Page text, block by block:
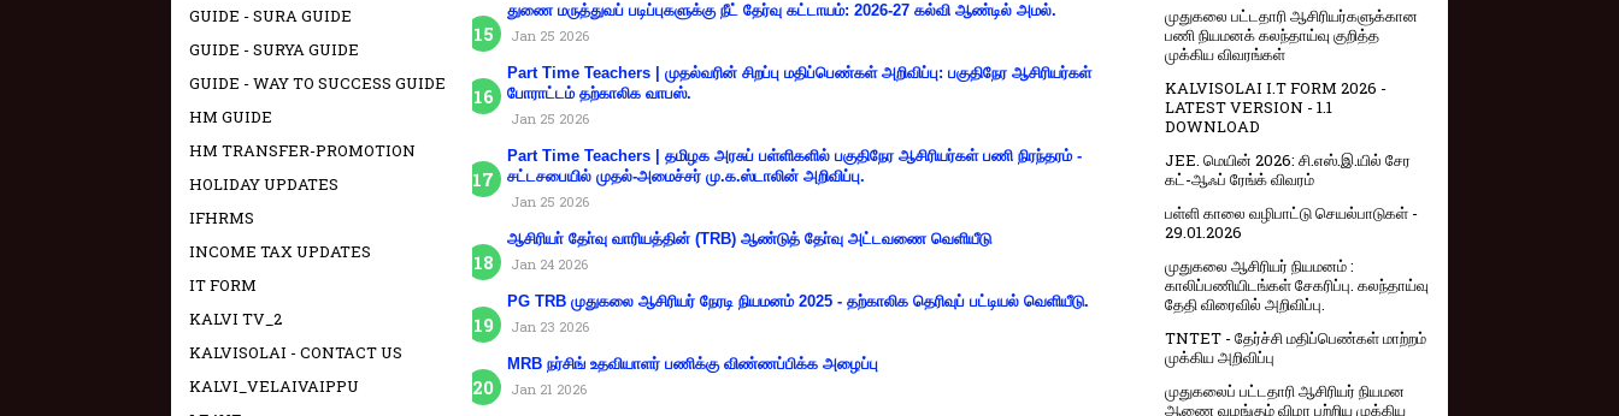
துணை மருத்துவப் படிப்புகளுக்கு நீட் தேர்வு கட்டாயம்: 2026-27 கல்வி ஆண்டில் அமல்.
Jan 25 2026
Part Time Teachers | முதல்வரின் சிறப்பு மதிப்பெண்கள் அறிவிப்பு: பகுதிநேர ஆசிரியர்கள்
போராட்டம் தற்காலிக வாபஸ்.
Jan 25 2026
Part Time Teachers | தமிழக அரசுப் பள்ளிகளில் பகுதிநேர ஆசிரியர்கள் பணி நிரந்தரம் -
சட்டசபையில் முதல்-அமைச்சர் மு.க.ஸ்டாலின் அறிவிப்பு.
Jan 25 2026
ஆசிரியா் தோ்வு வாரியத்தின் (TRB) ஆண்டுத் தோ்வு அட்டவணை வெளியீடு
Jan 24 2026
PG TRB முதுகலை ஆசிரியர் நேரடி நியமனம் 2025 - தற்காலிக தெரிவுப் பட்டியல் வெளியீடு.
Jan 23 2026
MRB நர்சிங் உதவியாளர் பணிக்கு விண்ணப்பிக்க அழைப்பு
Jan 21 2026
GUIDE - SURA GUIDE
GUIDE - SURYA GUIDE
GUIDE - WAY TO SUCCESS GUIDE
HM GUIDE
HM TRANSFER-PROMOTION
HOLIDAY UPDATES
IFHRMS
INCOME TAX UPDATES
IT FORM
KALVI TV_2
KALVISOLAI - CONTACT US
KALVI_VELAIVAIPPU
முதுகலை பட்டதாரி ஆசிரியர்களுக்கான
பணி நியமனக் கலந்தாய்வு குறித்த
முக்கிய விவரங்கள்
KALVISOLAI I.T FORM 2026 -
LATEST VERSION - 1.1
DOWNLOAD
JEE. மெயின் 2026: சி.எஸ்.இ.யில் சேர
கட்-ஆஃப் ரேங்க் விவரம்
பள்ளி காலை வழிபாட்டு செயல்பாடுகள் -
29.01.2026
முதுகலை ஆசிரியர் நியமனம் :
காலிப்பணியிடங்கள் சேகரிப்பு. கலந்தாய்வு
தேதி விரைவில் அறிவிப்பு.
TNTET - தேர்ச்சி மதிப்பெண்கள் மாற்றம்
முக்கிய அறிவிப்பு
முதுகலைப் பட்டதாரி ஆசிரியர் நியமன
ஆணை வழங்கும் விழா பற்றிய முக்கிய